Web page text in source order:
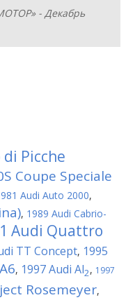
- Декабрь
Picche
Coupe Speciale
Audi Auto 2000,
, 1989 Audi Cabrio-
Audi Quattro
TT Concept, 1995
, 1997 Audi Al2, 1997
Rosemeyer,